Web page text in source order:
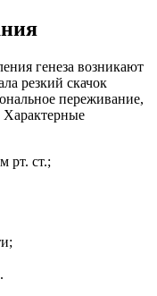
генеза возникают
резкий скачок
переживание,
Характерные
рт. ст.;